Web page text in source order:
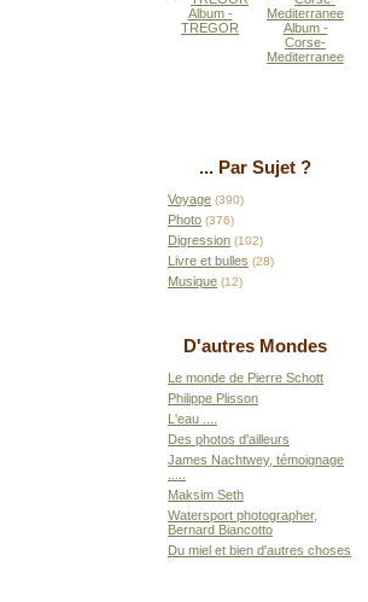
Album -
TREGOR
Album -
Corse-
Mediterranee
... Par Sujet ?
Voyage (390)
Photo (376)
Digression (102)
Livre et bulles (28)
Musique (12)
D'autres Mondes
Le monde de Pierre Schott
Philippe Plisson
L'eau ....
Des photos d'ailleurs
James Nachtwey, témoignage
Maksim Seth
Watersport photographer,
Bernard Biancotto
Du miel et bien d'autres choses